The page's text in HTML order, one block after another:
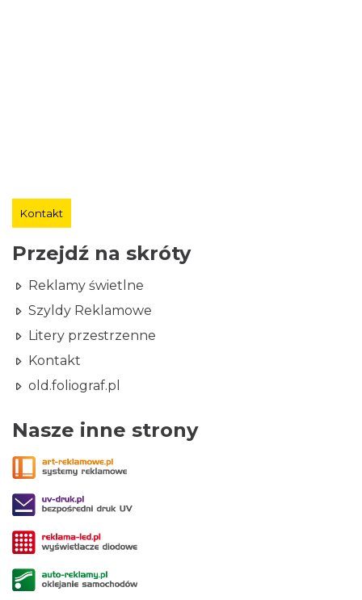
Kontakt
Przejdź na skróty
Reklamy świetlne
Szyldy Reklamowe
Litery przestrzenne
Kontakt
old.foliograf.pl
Nasze inne strony